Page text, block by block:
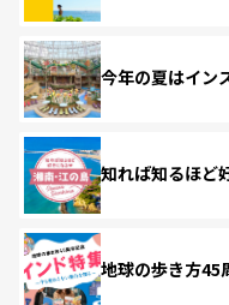
今年の夏はイン
知れば知るほど
地球の歩き方45